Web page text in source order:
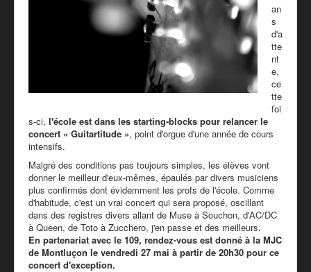
an
s
d'a
tte
nt
e,
ce
tte
foi
s-ci, l'école est dans les starting-blocks pour relancer le
concert « Guitartitude », point d'orgue d'une année de cours
intensifs.
Malgré des conditions pas toujours simples, les élèves vont
donner le meilleur d'eux-mêmes, épaulés par divers musiciens
plus confirmés dont évidemment les profs de l'école. Comme
d'habitude, c'est un vrai concert qui sera proposé, oscillant
dans des registres divers allant de Muse à Souchon, d'AC/DC
à Queen, de Toto à Zucchero, j'en passe et des meilleurs.
En partenariat avec le 109, rendez-vous est donné à la MJC
de Montluçon le vendredi 27 mai à partir de 20h30 pour ce
concert d'exception.